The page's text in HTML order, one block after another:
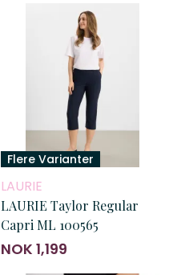
Flere Varianter
LAURIE
LAURIE Taylor Regular
Capri ML 100565
NOK 1,199